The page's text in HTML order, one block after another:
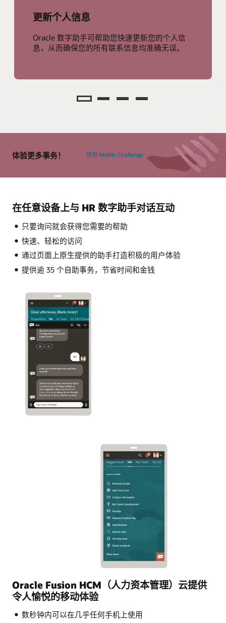
更新个人信息
Oracle 数字助手可帮助您快速更新您的个人信
息，从而确保您的所有联系信息均准确无误。
体验更多事务！ 使用 Mobile Challenge
在任意设备上与 HR 数字助手对话互动
只要询问就会获得您需要的帮助
快速、轻松的访问
通过页面上原生提供的助手打造积极的用户体验
提供逾 35 个自助事务，节省时间和金钱
Oracle Fusion HCM（人力资本管理）云提供
令人愉悦的移动体验
数秒钟内可以在几乎任何手机上使用